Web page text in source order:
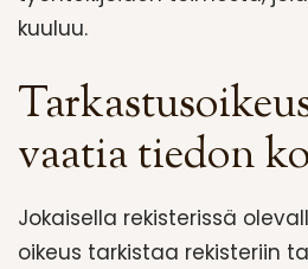
kuuluu.
vaatia tiedon
Jokaisella rekisterissä
oikeus tarkistaa rekisteriin